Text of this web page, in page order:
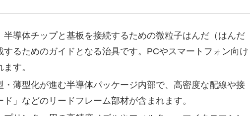
半導体チップと基板を接続するための微粒子はんだ（はんだ
るためのガイドとなる治具です。PCやスマートフォン向け
す。
・薄型化が進む半導体パッケージ内部で、高密度な配線や接
」などのリードフレーム部材が含まれます。